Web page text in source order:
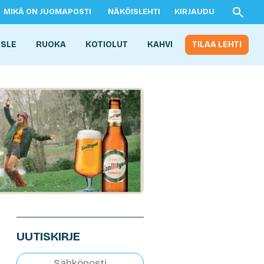
MIKÄ ON JUOMAPOSTI NÄKÖISLEHTI KIRJAUDU
RUOKA KOTIOLUT KAHVI TILAA LEHTI
UUTISKIRJE